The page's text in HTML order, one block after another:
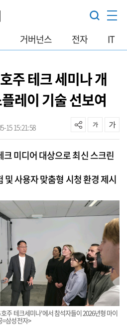
거버넌스 전자 IT
주 테크 세미나 개
레이 기술 선보여
15 15:21:58
미디어 대상으로 최신 스크린
및 사용자 맞춤형 시청 환경 제시
주 테크세미나'에서 참석자들이 2026년형 마이
=삼성전자>